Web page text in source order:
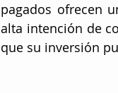
pagados ofrecen
alta intención de
que su inversión